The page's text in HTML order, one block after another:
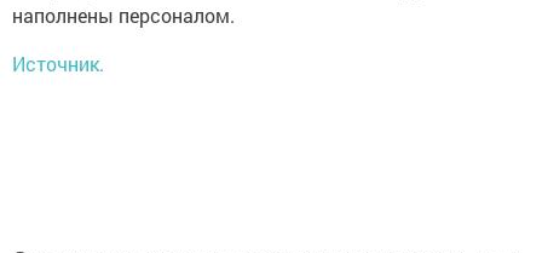
наполнены персоналом.
Источник.